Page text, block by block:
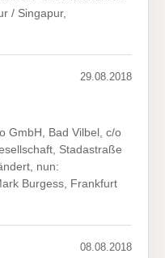
/ Singapur,
29.08.2018
GmbH, Bad Vilbel, c/o
Stadastraße
nun:
Burgess, Frankfurt
08.08.2018